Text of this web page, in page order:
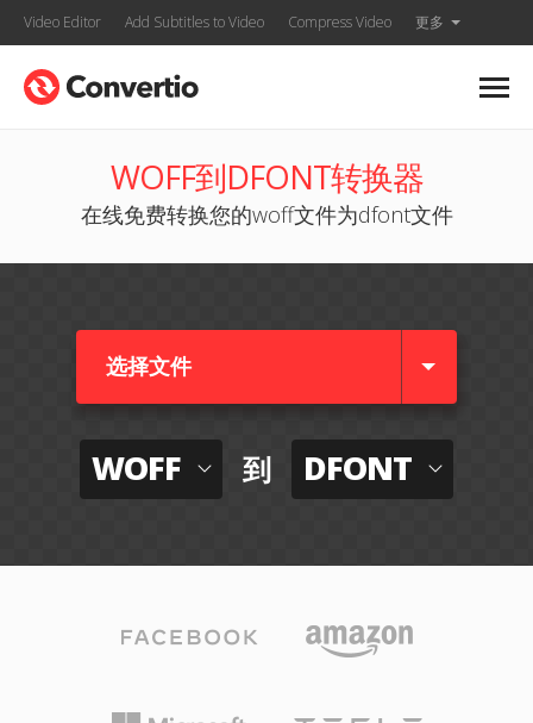
Video Editor Add Subtitles to Video Compress Video 更多
WOFF到DFONT转换器
在线免费转换您的woff文件为dfont文件
选择文件
WOFF 到 DFONT